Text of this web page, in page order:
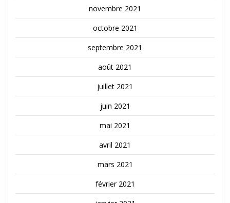
novembre 2021
octobre 2021
septembre 2021
août 2021
juillet 2021
juin 2021
mai 2021
avril 2021
mars 2021
février 2021